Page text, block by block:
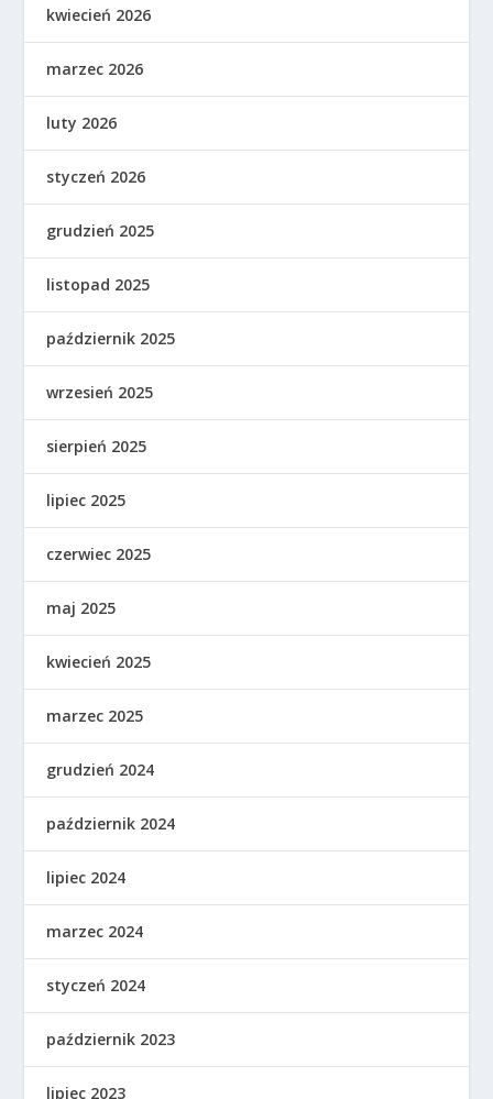
kwiecień 2026
marzec 2026
luty 2026
styczeń 2026
grudzień 2025
listopad 2025
październik 2025
wrzesień 2025
sierpień 2025
lipiec 2025
czerwiec 2025
maj 2025
kwiecień 2025
marzec 2025
grudzień 2024
październik 2024
lipiec 2024
marzec 2024
styczeń 2024
październik 2023
lipiec 2023